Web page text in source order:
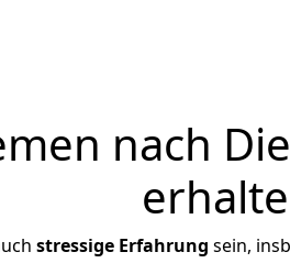
nach
stressige Erfahrung sein,